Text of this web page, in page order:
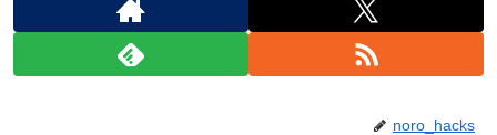
noro_hacks